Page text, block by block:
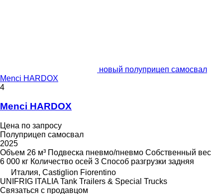
новый полуприцеп самосвал
Menci HARDOX
4
Menci HARDOX
Цена по запросу
Полуприцеп самосвал
2025
Объем 26 м³ Подвеска пневмо/пневмо Собственный вес
6 000 кг Количество осей 3 Способ разгрузки задняя
Италия, Castiglion Fiorentino
UNIFRIG ITALIA Tank Trailers & Special Trucks
Связаться с продавцом